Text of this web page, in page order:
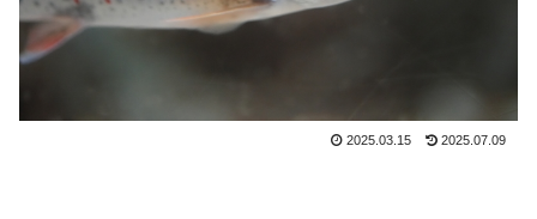
2025.03.15 2025.07.09